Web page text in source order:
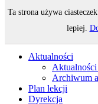
Odwiedza nas 69
Aktualności
Archiwum
Plan lekcji
Dyrekcja
Ta strona używa
lepiej.